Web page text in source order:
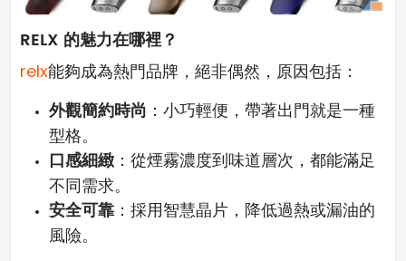
RELX 的魅力在哪裡？
relx能夠成為熱門品牌，絕非偶然，原因包括：
外觀簡約時尚 ：小巧輕便，帶著出門就是一種
型格。
口感細緻 ：從煙霧濃度到味道層次，都能滿足
不同需求。
安全可靠 ：採用智慧晶片，降低過熱或漏油的
風險。